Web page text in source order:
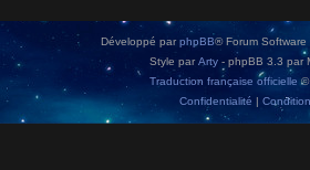
Développé par phpBB® Forum
Style parArty - phpBB 3.3 par
Traduction française officielle ©
Confidentialité |